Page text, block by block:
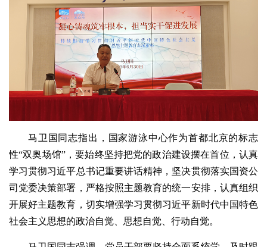
马卫国同志指出，国家游泳中心作为首都北京的标志
性“双奥场馆”，要始终坚持把党的政治建设摆在首位，认真
学习贯彻习近平总书记重要讲话精神，坚决贯彻落实国资公
司党委决策部署，严格按照主题教育的统一安排，认真组织
开展好主题教育，切实增强学习贯彻习近平新时代中国特色
社会主义思想的政治自觉、思想自觉、行动自觉。